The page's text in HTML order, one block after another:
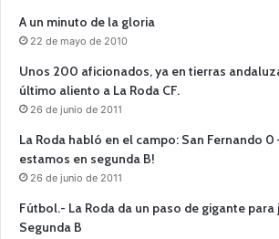
A un minuto de la gloria
22 de mayo de 2010
Unos 200 aficionados, ya en tierras
último aliento a La Roda CF.
26 de junio de 2011
La Roda habló en el campo: San Fernando 0
estamos en segunda B!
26 de junio de 2011
Fútbol.- La Roda da un paso de gigante
Segunda B